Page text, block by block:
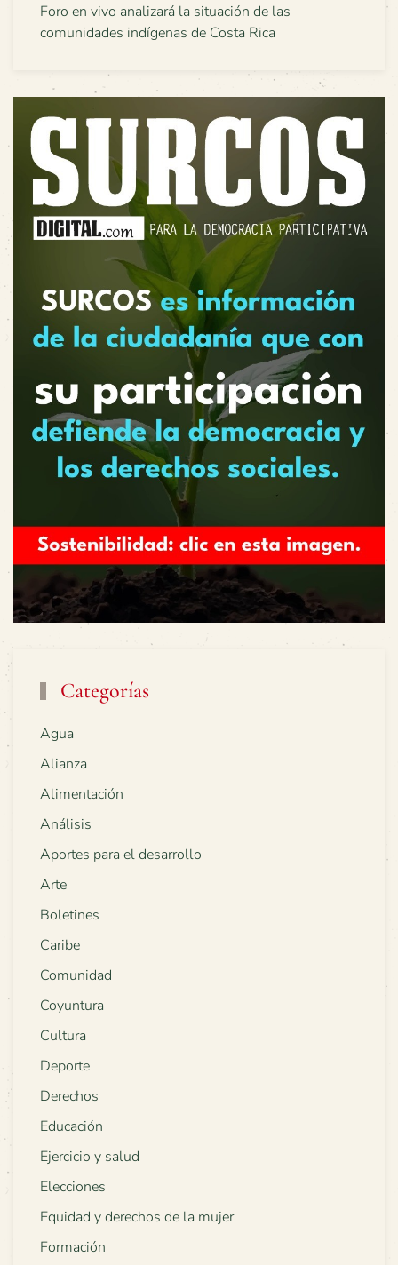
Foro en vivo analizará la situación de las
comunidades indígenas de Costa Rica
Categorías
Agua
Alianza
Alimentación
Análisis
Aportes para el desarrollo
Arte
Boletines
Caribe
Comunidad
Coyuntura
Cultura
Deporte
Derechos
Educación
Ejercicio y salud
Elecciones
Equidad y derechos de la mujer
Formación